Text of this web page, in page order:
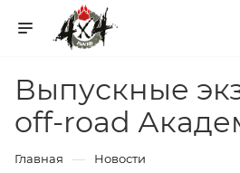
Выпускные
off-road
Главная — Новости